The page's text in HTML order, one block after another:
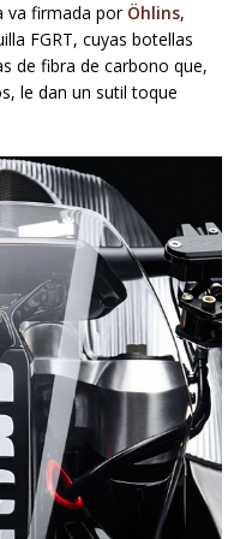
va firmada por Öhlins,
FGRT, cuyas botellas
de fibra de carbono que,
le dan un sutil toque